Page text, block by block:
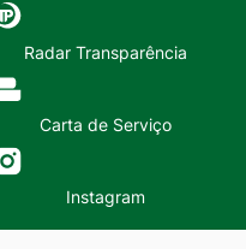
Radar Transparência
Carta de Serviço
Instagram